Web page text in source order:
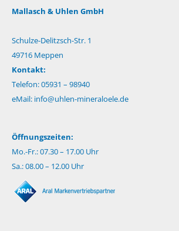
Mallasch & Uhlen GmbH
Schulze-Delitzsch-Str. 1
49716 Meppen
Kontakt:
Telefon: 05931 – 98940
eMail: info@uhlen-mineraloele.de
Öffnungszeiten:
Mo.-Fr.: 07.30 – 17.00 Uhr
Sa.: 08.00 – 12.00 Uhr